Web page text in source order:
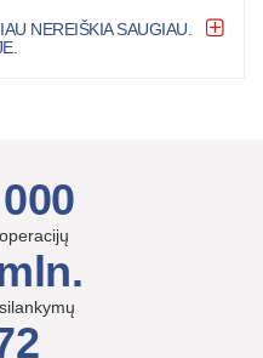
NEREIŠKIA SAUGIAU.